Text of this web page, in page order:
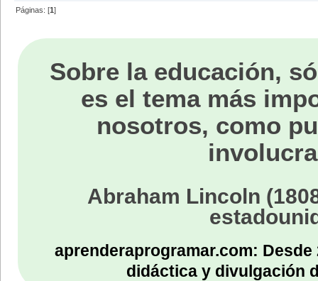
Páginas: [1]
Sobre la educación,
es el tema más
nosotros, como
Abraham Lincoln
aprenderaprogramar.com:
didáctica y divulgación